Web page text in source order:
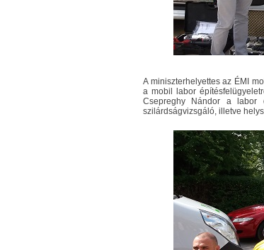
A miniszterhelyettes az ÉMI
a mobil labor
Csepreghy Nándor a labor
szilárdságvizsgáló, illetve